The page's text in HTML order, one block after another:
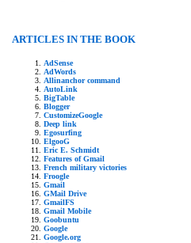
ARTICLES IN THE BOOK
AdSense
AdWords
Allinanchor command
AutoLink
BigTable
Blogger
CustomizeGoogle
Deep link
Egosurfing
ElgooG
Eric E. Schmidt
Features of Gmail
French military victories
Froogle
Gmail
GMail Drive
GmailFS
Gmail Mobile
Goobuntu
Google
Google.org